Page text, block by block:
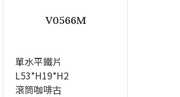
V0566M
單水平鐵片
L53*H19*H2
滾筒咖啡古